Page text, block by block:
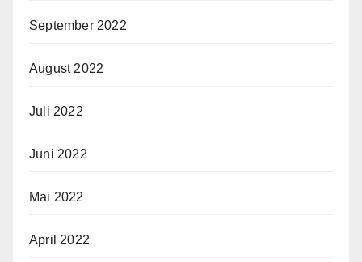
September 2022
August 2022
Juli 2022
Juni 2022
Mai 2022
April 2022